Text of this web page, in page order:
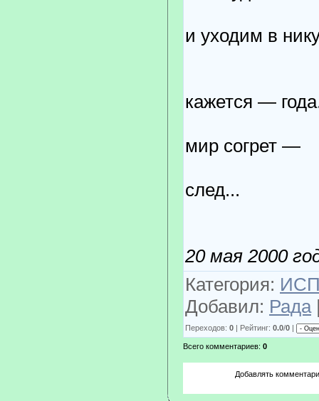
и уходим в
кажется —
мир согрет —
след...
20 мая 2000
Категория:
Добавил: Рада
Переходов: 0 | Рейтинг: 0.0/0 |
Всего комментариев: 0
Добавлять